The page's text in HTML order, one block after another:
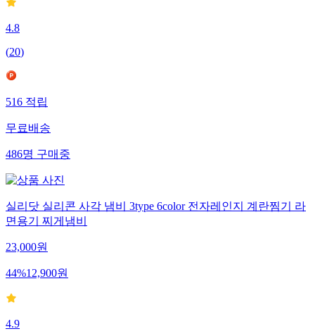
4.8
(20)
516적립
무료배송
486명구매중
실리닷 실리콘 사각 냄비 3type 6color 전자레인지 계란찜기 라
면용기 찌게냄비
23,000원
44%12,900원
4.9